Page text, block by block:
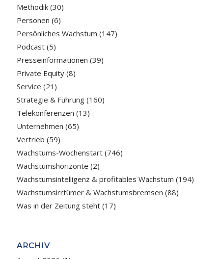
Methodik(30)
Personen (6)
Persönliches Wachstum (147)
Podcast(5)
Presseinformationen (39)
Private Equity(8)
Service (21)
Strategie & Führung(160)
Telekonferenzen (13)
Unternehmen (65)
Vertrieb (59)
Wachstums-Wochenstart(746)
Wachstumshorizonte (2)
Wachstumsintelligenz & profitables Wachstum (194)
Wachstumsirrtümer & Wachstumsbremsen (88)
Was in der Zeitung steht(17)
ARCHIV